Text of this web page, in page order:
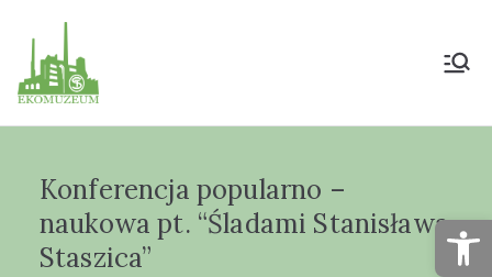
Muzeum Przyrody
"Ekomuzeum" im.
Jana Pazdura
Konferencja popularno –
naukowa pt. “Śladami Stanisława
Staszica”